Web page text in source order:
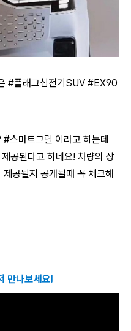
#플래그십전기SUV #EX90
스마트그릴 이라고 하는데
공된다고 하네요! 차량의 상
공될지 공개될때 꼭 체크해
만나보세요!